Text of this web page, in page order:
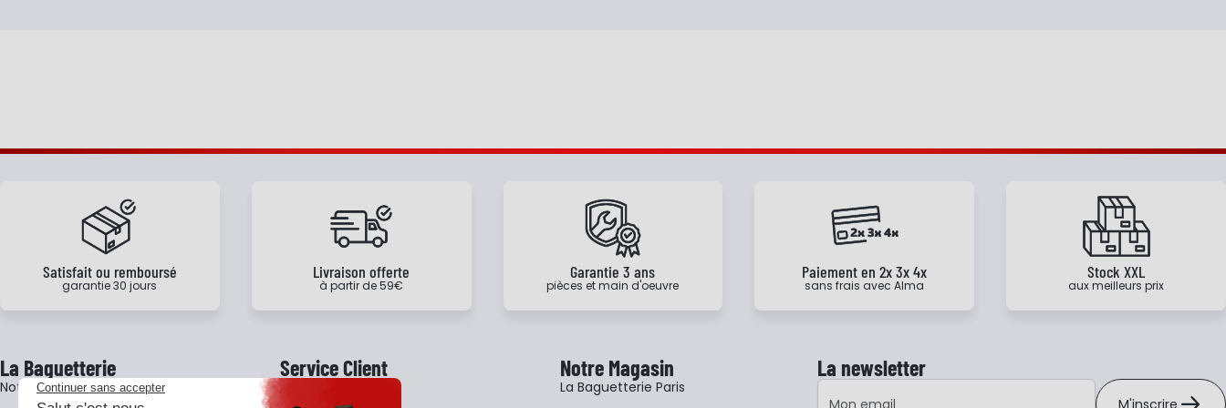
Satisfait ou remboursé
garantie 30 jours
Livraison offerte
à partir de 59€
Garantie 3 ans
pièces et main d'oeuvre
Paiement en 2x 3x 4x
sans frais avec Alma
Stock XXL
aux meilleurs prix
La Baguetterie
Notre histoire
Service Client Notre Magasin
La Baguetterie Paris
La newsletter
Adresse e-mail
M'inscrire